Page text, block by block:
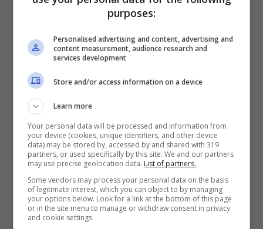
purposes:
Personalised advertising and content, advertising and
content measurement, audience research and
services development
Store and/or access information on a device
Learn more
Your personal data will be processed and information from
your device (cookies, unique identifiers, and other device
data) may be stored by, accessed by and shared with 319
partners, or used specifically by this site. We and our partners
may use precise geolocation data. List of partners.
Some vendors may process your personal data on the basis
of legitimate interest, which you can object to by managing
your options below. Look for a link at the bottom of this page
or in the site menu to manage or withdraw consent in privacy
and cookie settings.